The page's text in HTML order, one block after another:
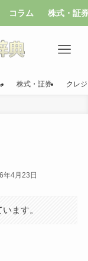
コラム 株式・証
株式・証券 クレ
年4月23日
ます。